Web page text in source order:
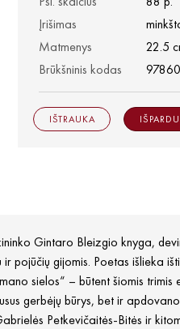
Įrišimas
Matmenys
22.5
Brūkšninis kodas
IŠTRAUKA
Gintaro Bleizgio knyga,
pojūčių gijomis. Poetas išlieka
sielos“ – būtent šiomis
gerbėjų būrys, bet ir
Petkevičaitės-Bitės ir